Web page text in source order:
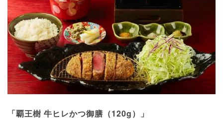
「覇王樹 牛ヒレかつ御膳（120g）」